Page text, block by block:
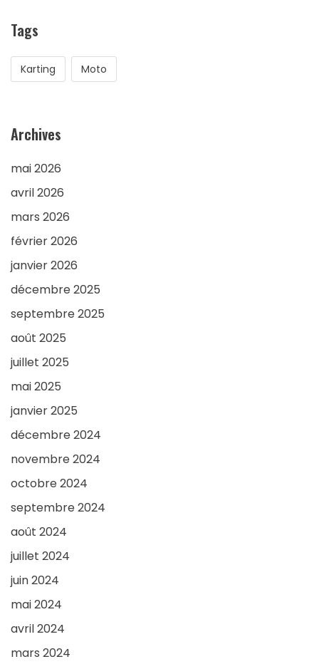
Tags
Karting Moto
Archives
mai 2026
avril 2026
mars 2026
février 2026
janvier 2026
décembre 2025
septembre 2025
août 2025
juillet 2025
mai 2025
janvier 2025
décembre 2024
novembre 2024
octobre 2024
septembre 2024
août 2024
juillet 2024
juin 2024
mai 2024
avril 2024
mars 2024